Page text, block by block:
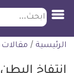
التخطي
للمحتوى
ابحث
الرئيسية /